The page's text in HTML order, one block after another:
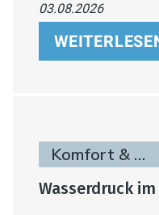
– mit hoher
flexibler
Anbindung.
03.08.2026
Komfort & Hygiene
Wasserdruck